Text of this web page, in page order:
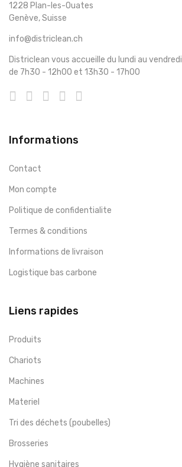
1228 Plan-les-Ouates
Genève, Suisse
info@districlean.ch
Districlean vous accueille du lundi au vendredi
de 7h30 - 12h00 et 13h30 - 17h00
Informations
Contact
Mon compte
Politique de confidentialite
Termes & conditions
Informations de livraison
Logistique bas carbone
Liens rapides
Produits
Chariots
Machines
Materiel
Tri des déchets (poubelles)
Brosseries
Hygiène sanitaires